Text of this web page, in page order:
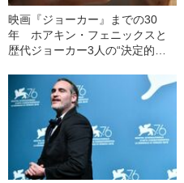
映画『ジョーカー』までの30
年 ホアキン・フェニックスと
歴代ジョーカー3人の“決定的な